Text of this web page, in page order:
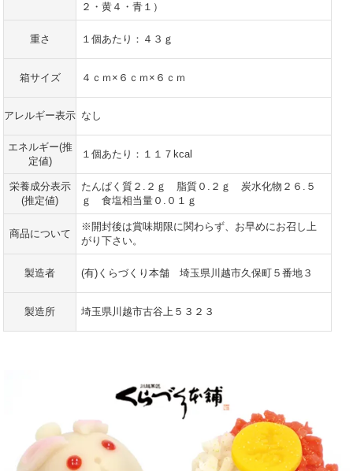
２・黄４・青１）
重さ １個あたり：４３ｇ
箱サイズ ４ｃｍ×６ｃｍ×６ｃｍ
アレルギー表示 なし
エネルギー(推
定値)
１個あたり：１１７kcal
栄養成分表示
(推定値)
たんぱく質２.２ｇ 脂質０.２ｇ 炭水化物２６.５
ｇ 食塩相当量０.０１ｇ
商品について
※開封後は賞味期限に関わらず、お早めにお召し上
がり下さい。
製造者 (有)くらづくり本舗 埼玉県川越市久保町５番地３
製造所 埼玉県川越市古谷上５３２３